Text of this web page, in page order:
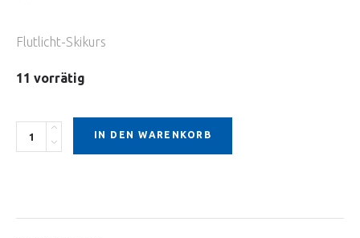
Flutlicht-Skikurs
11 vorrätig
Quantity IN DEN WARENKORB